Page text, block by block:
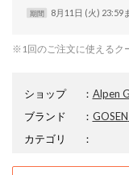
期間 8月11日 (火) 23:59
※1回のご注文に使えるク
ショップ ： Alpen
ブランド
： GOSEN
カテゴリ
：